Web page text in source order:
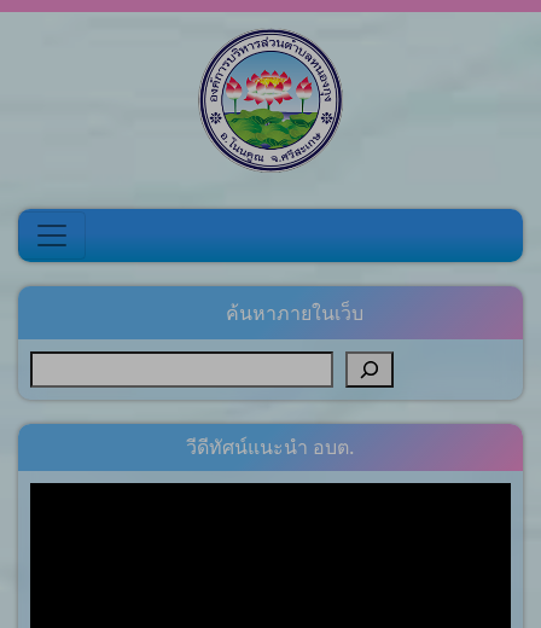
ค้นหาภายในเว็บ
วีดีทัศน์แนะนำ อบต.